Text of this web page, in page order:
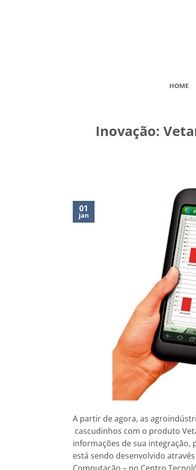
HOME
Inovação:
01
jan
A partir de agora, as
cascudinhos com o produto
informações de sua integração,
está sendo desenvolvido